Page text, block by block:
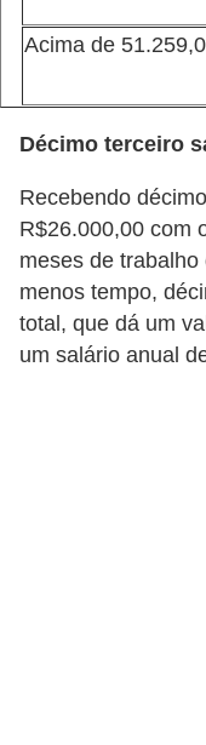
Acima de
Décimo terceiro
Recebendo
R$26.000,00 com
meses de
menos tempo,
total, que dá um
um salário anual
p
n
s